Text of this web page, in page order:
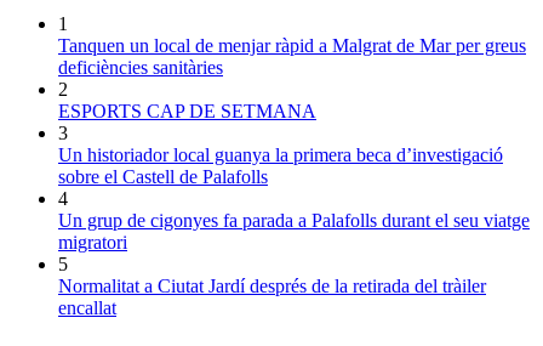
1
Tanquen un local de menjar ràpid a Malgrat de Mar per greus
deficiències sanitàries
2
ESPORTS CAP DE SETMANA
3
Un historiador local guanya la primera beca d’investigació
sobre el Castell de Palafolls
4
Un grup de cigonyes fa parada a Palafolls durant el seu viatge
migratori
5
Normalitat a Ciutat Jardí després de la retirada del tràiler
encallat